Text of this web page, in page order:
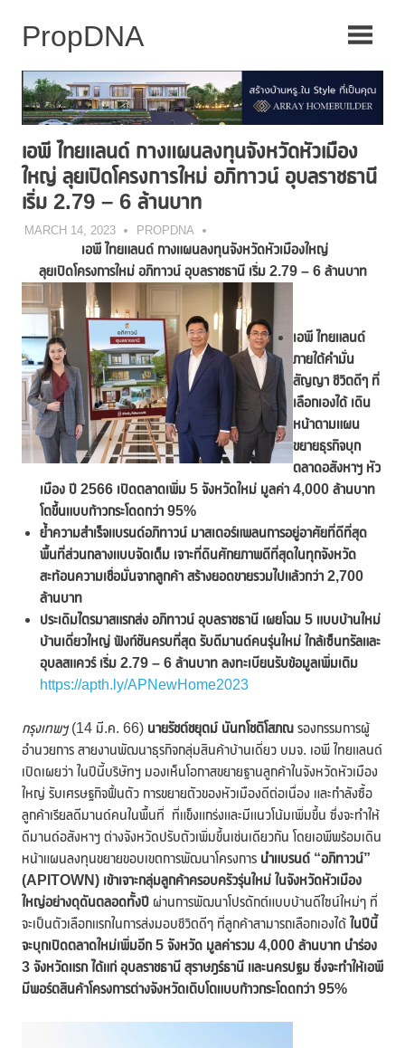
เอพี ไทยแลนด์ กางแผนลงทุนจังหวัดหัวเมือง
ใหญ่ ลุยเปิดโครงการใหม่ อภิทาวน์ อุบลราชธานี
เริ่ม 2.79 – 6 ล้านบาท
MARCH 14, 2023 PROPDNA
เอพี ไทยแลนด์ กางแผนลงทุนจังหวัดหัวเมืองใหญ่
ลุยเปิดโครงการใหม่ อภิทาวน์ อุบลราชธานี เริ่ม 2.79 – 6 ล้านบาท
เอพี ไทยแลนด์
ภายใต้คำมั่น
สัญญา ชีวิตดีๆ ที่
เลือกเองได้ เดิน
หน้าตามแผน
ขยายธุรกิจบุก
ตลาดอสังหาฯ หัว
เมือง ปี 2566 เปิดตลาดเพิ่ม 5 จังหวัดใหม่ มูลค่า 4,000 ล้านบาท
โตขึ้นแบบก้าวกระโดดกว่า 95%
ย้ำความสำเร็จแบรนด์อภิทาวน์ มาสเตอร์แพลนการอยู่อาศัยที่ดีที่สุด
พื้นที่ส่วนกลางแบบจัดเต็ม เจาะที่ดินศักยภาพดีที่สุดในทุกจังหวัด
สะท้อนความเชื่อมั่นจากลูกค้า สร้างยอดขายรวมไปแล้วกว่า 2,700
ล้านบาท
ประเดิมไตรมาสแรกส่ง อภิทาวน์ อุบลราชธานี เผยโฉม 5 แบบบ้านใหม่
บ้านเดี่ยวใหญ่ ฟังก์ชันครบที่สุด รับดีมานด์คนรุ่นใหม่ ใกล้เซ็นทรัลและ
อุบลสแควร์ เริ่ม 2.79 – 6 ล้านบาท ลงทะเบียนรับข้อมูลเพิ่มเติม
https://apth.ly/APNewHome2023
กรุงเทพฯ(14 มี.ค. 66) นายรัชต์ชยุตม์ นันทโชติโสภณ รองกรรมการผู้
อำนวยการ สายงานพัฒนาธุรกิจกลุ่มสินค้าบ้านเดี่ยว บมจ. เอพี ไทยแลนด์
เปิดเผยว่า ในปีนี้บริษัทฯ มองเห็นโอกาสขยายฐานลูกค้าในจังหวัดหัวเมือง
ใหญ่ รับเศรษฐกิจฟื้นตัว การขยายตัวของหัวเมืองดีต่อเนื่อง และกำลังซื้อ
ลูกค้าเรียลดีมานด์คนในพื้นที่ ที่แข็งแกร่งและมีแนวโน้มเพิ่มขึ้น ซึ่งจะทำให้
ดีมานด์อสังหาฯ ต่างจังหวัดปรับตัวเพิ่มขึ้นเช่นเดียวกัน โดยเอพีพร้อมเดิน
หน้าแผนลงทุนขยายขอบเขตการพัฒนาโครงการ นำแบรนด์ “อภิทาวน์”
(APITOWN) เข้าเจาะกลุ่มลูกค้าครอบครัวรุ่นใหม่ ในจังหวัดหัวเมือง
ใหญ่อย่างดุดันตลอดทั้งปี ผ่านการพัฒนาโปรดักต์แบบบ้านดีไซน์ใหม่ๆ ที่
จะเป็นตัวเลือกแรกในการส่งมอบชีวิตดีๆ ที่ลูกค้าสามารถเลือกเองได้ ในปีนี้
จะบุกเปิดตลาดใหม่เพิ่มอีก5 จังหวัด มูลค่ารวม 4,000 ล้านบาท นำร่อง
3 จังหวัดแรก ได้แก่ อุบลราชธานี สุราษฎร์ธานี และนครปฐม ซึ่งจะทำให้เอพี
มีพอร์ตสินค้าโครงการต่างจังหวัดเติบโตแบบก้าวกระโดดกว่า 95%